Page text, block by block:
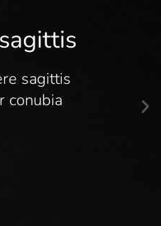
sagittis
conubia